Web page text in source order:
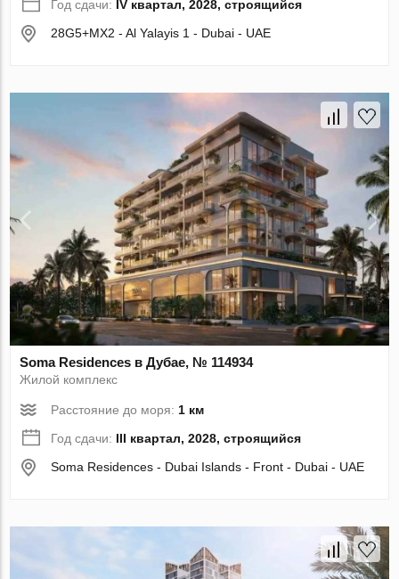
Год сдачи: IV квартал, 2028, строящийся
28G5+MX2 - Al Yalayis 1 - Dubai - UAE
Soma Residences в Дубае, № 114934
Жилой комплекс
Расстояние до моря: 1 км
Год сдачи: III квартал, 2028, строящийся
Soma Residences - Dubai Islands - Front - Dubai - UAE